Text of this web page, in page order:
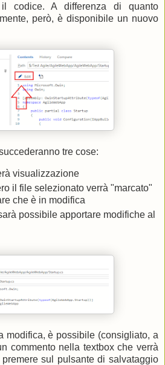
codice. A differenza di quanto
però, è disponibile un nuovo
tre cose:
visualizzazione
il file selezionato verrà "marcato"
che è in modifica
possibile apportare modifiche al
modifica, è possibile (consigliato, a
commento nella textbox che verrà
sul pulsante di salvataggio